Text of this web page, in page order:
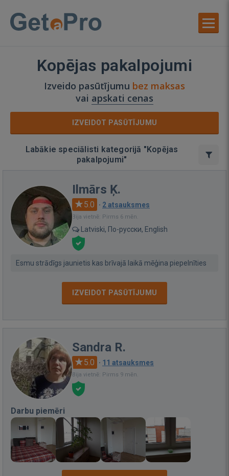
Kopējas pakalpojumi
Izveido pasūtījumu bez maksas
vai apskati cenas
IZVEIDOT PASŪTĪJUMU
Labākie speciālisti kategorijā "Kopējas
pakalpojumi"
Ilmārs Ķ.
5.0 · 2 atsauksmes
Bija vietnē: Pirms 6 mēn.
Latviski, По-русски, English
Esmu strādīgs jaunietis kas brīvajā laikā mēģina piepelnīties
IZVEIDOT PASŪTĪJUMU
Sandra R.
5.0 · 11 atsauksmes
Bija vietnē: Pirms 9 mēn.
Darbu piemēri